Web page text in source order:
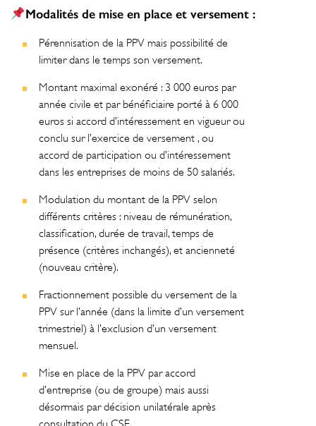
Modalités de mise en place et versement :
Pérennisation de la PPV mais possibilité de
limiter dans le temps son versement.
Montant maximal exonéré : 3 000 euros par
année civile et par bénéficiaire porté à 6 000
euros si accord d’intéressement en vigueur ou
conclu sur l’exercice de versement , ou
accord de participation ou d’intéressement
dans les entreprises de moins de 50 salariés.
Modulation du montant de la PPV selon
différents critères : niveau de rémunération,
classification, durée de travail, temps de
présence (critères inchangés), et ancienneté
(nouveau critère).
Fractionnement possible du versement de la
PPV sur l’année (dans la limite d’un versement
trimestriel) à l’exclusion d’un versement
mensuel.
Mise en place de la PPV par accord
d’entreprise (ou de groupe) mais aussi
désormais par décision unilatérale après